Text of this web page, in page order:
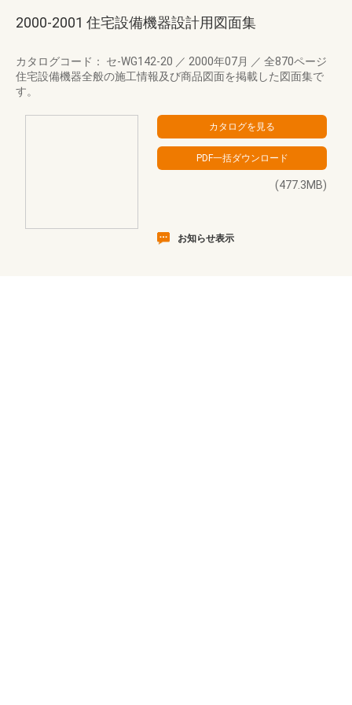
2000-2001 住宅設備機器設計用図面集
カタログコード： セ-WG142-20 ／ 2000年07月 ／ 全870ページ
住宅設備機器全般の施工情報及び商品図面を掲載した図面集で
す。
(477.3MB)
お知らせ表示